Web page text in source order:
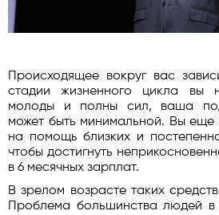
Происходящее вокруг вас
стадии жизненного цикла вы
молоды и полны сил, ваша
может быть минимальной. Вы еще
на помощь близких и
чтобы достигнуть
в 6 месячных зарплат.
В зрелом возрасте таких
Проблема большинства людей